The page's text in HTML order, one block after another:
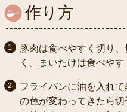
作り方
豚肉は食べやすく切り
く。まいたけは食べやす
フライパンに油を入れ
の色が変わってきたら